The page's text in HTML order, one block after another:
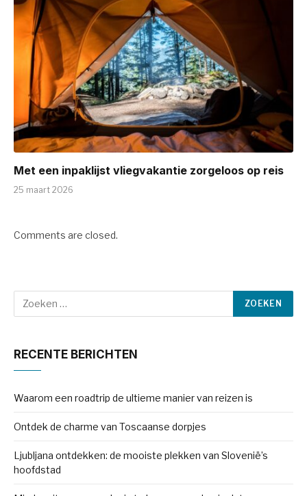
Met een inpaklijst vliegvakantie zorgeloos op reis
25 maart 2026
Comments are closed.
RECENTE BERICHTEN
Waarom een roadtrip de ultieme manier van reizen is
Ontdek de charme van Toscaanse dorpjes
Ljubljana ontdekken: de mooiste plekken van Slovenië’s
hoofdstad